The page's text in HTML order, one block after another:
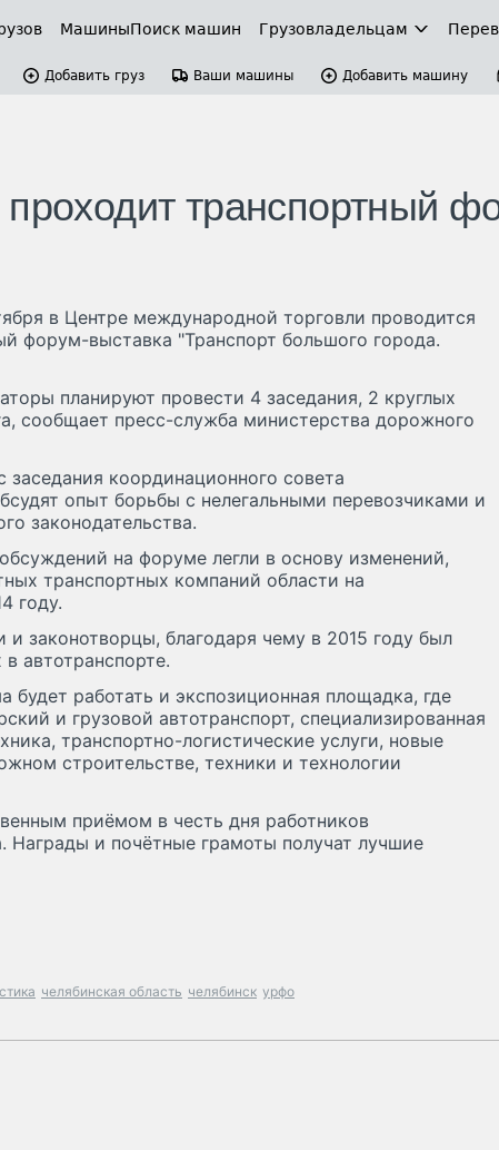
МашиныПоиск машин Грузовладельцам
Добавить груз Ваши машины Добавить машину
проходит транспортный
в Центре международной торговли проводится
форум-выставка "Транспорт большого города.
планируют провести 4 заседания, 2 круглых
сообщает пресс-служба министерства дорожного
координационного совета
опыт борьбы с нелегальными перевозчиками и
законодательства.
на форуме легли в основу изменений,
транспортных компаний области на
году.
законотворцы, благодаря чему в 2015 году был
автотранспорте.
будет работать и экспозиционная площадка, где
и грузовой автотранспорт, специализированная
транспортно-логистические услуги, новые
строительстве, техники и технологии
приёмом в честь дня работников
Награды и почётные грамоты получат лучшие
челябинская область челябинск урфо